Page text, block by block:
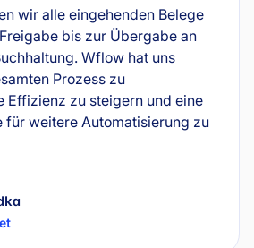
wir alle eingehenden Belege
bis zur Übergabe an
Wflow hat uns
Prozess zu
Effizienz zu steigern und eine
für weitere Automatisierung zu